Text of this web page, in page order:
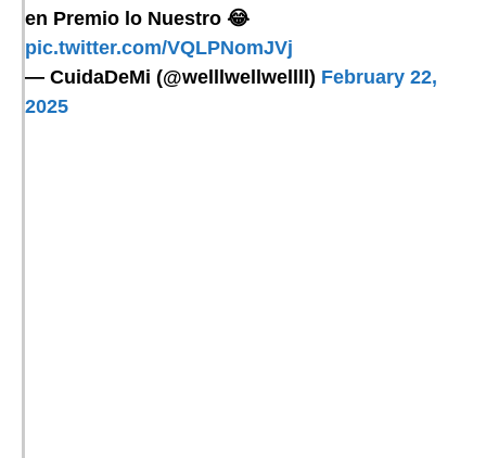
en Premio lo Nuestro 😂
pic.twitter.com/VQLPNomJVj
— CuidaDeMi (@welllwellwellll) February 22,
2025